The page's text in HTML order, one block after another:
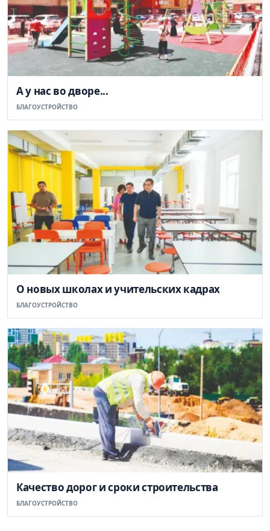
А у нас во дворе...
БЛАГОУСТРОЙСТВО
О новых школах и учительских кадрах
БЛАГОУСТРОЙСТВО
Качество дорог и сроки строительства
БЛАГОУСТРОЙСТВО